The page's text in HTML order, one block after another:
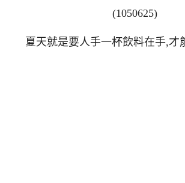
(1050625)
夏天就是要人手一杯飲料在手,才